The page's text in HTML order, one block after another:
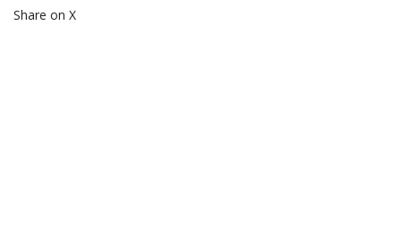
Share on X